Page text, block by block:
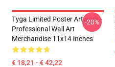
Tyga Limited Poster Artwork -
Professional Wall Art
Merchandise 11x14 Inches
€ 18,21 - € 42,22
-20%